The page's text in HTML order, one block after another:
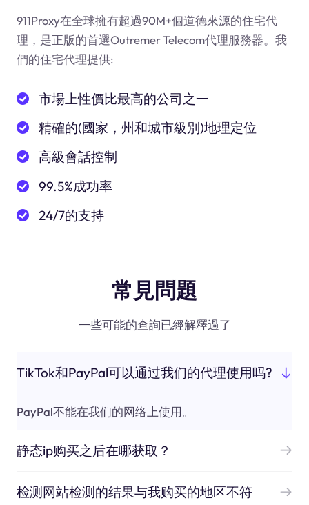
911Proxy在全球擁有超過90M+個道德來源的住宅代
理，是正版的首選Outremer Telecom代理服務器。我
們的住宅代理提供:
市場上性價比最高的公司之一
精確的(國家，州和城市級別)地理定位
高級會話控制
99.5%成功率
24/7的支持
常見問題
一些可能的查詢已經解釋過了
TikTok和PayPal可以通过我们的代理使用吗?
PayPal不能在我们的网络上使用。
静态ip购买之后在哪获取？
检测网站检测的结果与我购买的地区不符